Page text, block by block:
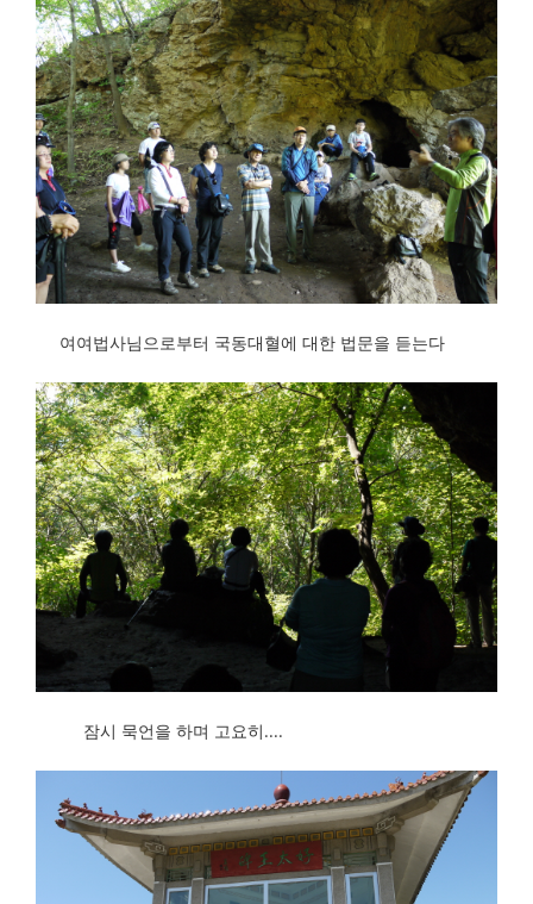
여여법사님으로부터 국동대혈에 대한 법문을 듣는다
잠시 묵언을 하며 고요히....